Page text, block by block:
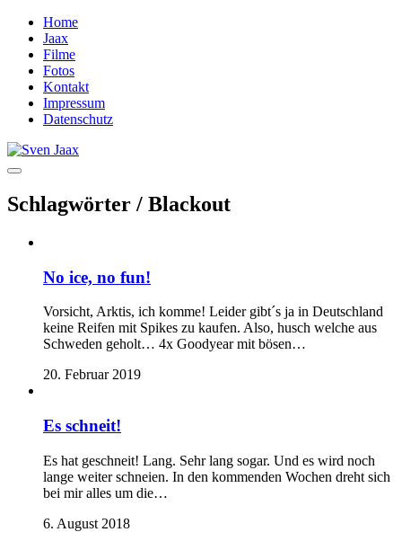
Home
Jaax
Filme
Fotos
Kontakt
Impressum
Datenschutz
Schlagwörter / Blackout
No ice, no fun!
Vorsicht, Arktis, ich komme! Leider gibt´s ja in Deutschland
keine Reifen mit Spikes zu kaufen. Also, husch welche aus
Schweden geholt… 4x Goodyear mit bösen…
20. Februar 2019
Es schneit!
Es hat geschneit! Lang. Sehr lang sogar. Und es wird noch
lange weiter schneien. In den kommenden Wochen dreht sich
bei mir alles um die…
6. August 2018